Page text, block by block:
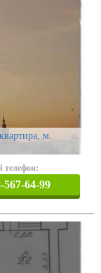
м.
телефон:
567-64-99